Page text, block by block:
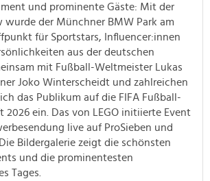
und prominente Gäste: Mit der
wurde der Münchner BMW Park am
für Sportstars, Influencer:innen
aus der deutschen
mit Fußball-Weltmeister Lukas
Joko Winterscheidt und zahlreichen
das Publikum auf die FIFA Fußball-
2026 ein. Das von LEGO initiierte Event
live auf ProSieben und
Bildergalerie zeigt die schönsten
und die prominentesten
Tages.